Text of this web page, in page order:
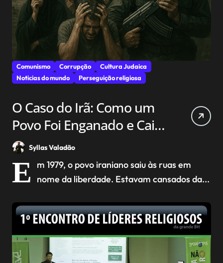
Comunismo Corrupção
Cultura Judaica
Noticias do mundo
Perseguição religiosa
O Caso do Irã: Como um
Povo Foi Enganado e Caiu
em uma Ditadura
Religiosa
Syllas Valadão
E
m 1979, o povo iraniano saiu às ruas em
nome da liberdade. Estavam cansados da...